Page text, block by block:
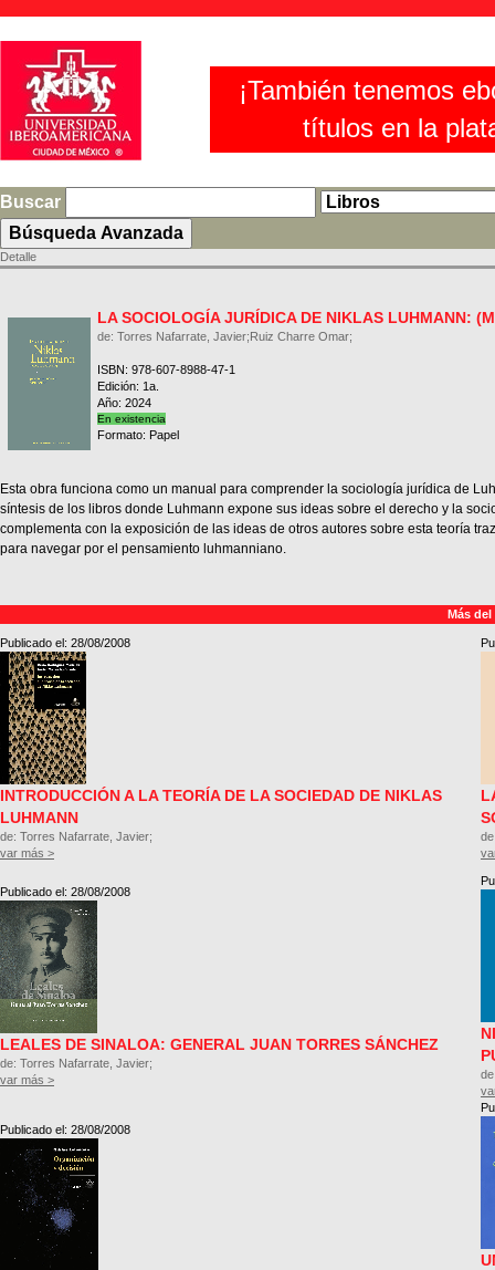
¡También tenemos
títulos en la
Buscar
Detalle
LA SOCIOLOGÍA JURÍDICA DE NIKLAS LUHMANN:
de: Torres Nafarrate, Javier;Ruiz Charre Omar;
ISBN: 978-607-8988-47-1
Edición: 1a.
Año: 2024
En existencia
Formato: Papel
Esta obra funciona como un manual para comprender la sociología jurídica de
síntesis de los libros donde Luhmann expone sus ideas sobre el derecho y la
complementa con la exposición de las ideas de otros autores sobre esta teoría
para navegar por el pensamiento luhmanniano.
Más del
Publicado el: 28/08/2008
INTRODUCCIÓN A LA TEORÍA DE LA SOCIEDAD DE NIKLAS
LUHMANN
de: Torres Nafarrate, Javier;
var más >
Publicado el: 28/08/2008
LEALES DE SINALOA: GENERAL JUAN TORRES SÁNCHEZ
de: Torres Nafarrate, Javier;
var más >
Publicado el: 28/08/2008